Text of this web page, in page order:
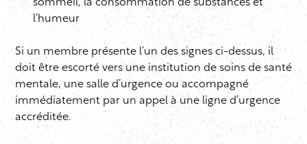
sommeil, la consommation de substances et
l’humeur
Si un membre présente l’un des signes ci-dessus, il
doit être escorté vers une institution de soins de santé
mentale, une salle d’urgence ou accompagné
immédiatement par un appel à une ligne d’urgence
accréditée.